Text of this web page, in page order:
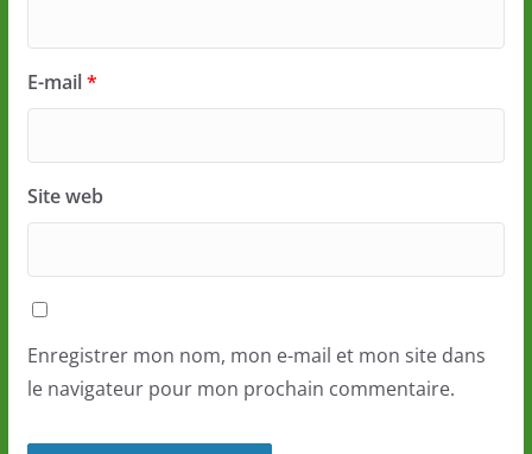
E-mail*
Site web
Enregistrer mon nom, mon e-mail et mon site dans
le navigateur pour mon prochain commentaire.